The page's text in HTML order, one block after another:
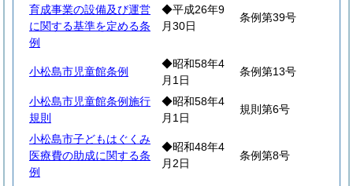
育成事業の設備及び運営
に関する基準を定める条
例
◆平成26年9
月30日
条例第39号
小松島市児童館条例
◆昭和58年4
月1日
条例第13号
小松島市児童館条例施行
規則
◆昭和58年4
月1日
規則第6号
小松島市子どもはぐくみ
医療費の助成に関する条
例
◆昭和48年4
月2日
条例第8号